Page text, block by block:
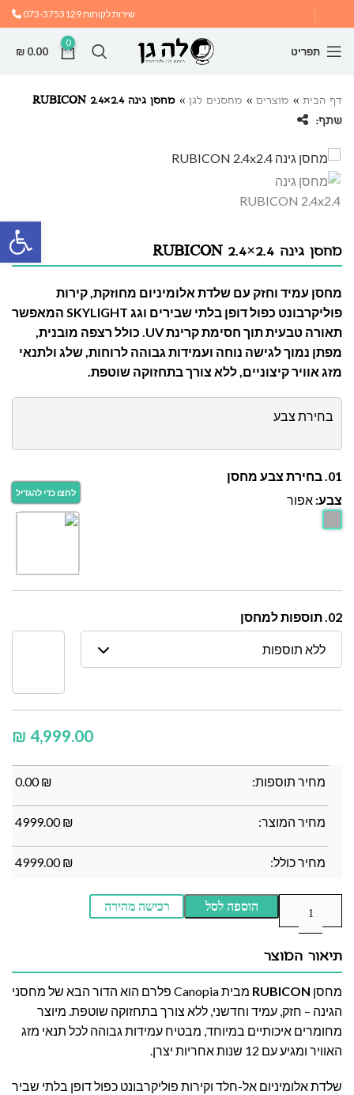
שירות לקוחות073-3753129
תפריט
0
₪ 0.00
דף הבית » מוצרים » מחסנים לגן » מחסן גינה RUBICON 2.4×2.4
שתף:
מחסן גינה RUBICON 2.4×2.4
מחסן עמיד וחזק עם שלדת אלומיניום מחוזקת, קירות
פוליקרבונט כפול דופן בלתי שבירים וגג SKYLIGHT המאפשר
תאורה טבעית תוך חסימת קרינת UV. כולל רצפה מובנית,
מפתן נמוך לגישה נוחה ועמידות גבוהה לרוחות, שלג ולתנאי
מזג אוויר קיצוניים, ללא צורך בתחזוקה שוטפת.
בחירת צבע
01. בחירת צבע מחסן
צבע: אפור
02. תוספות למחסן
ללא תוספות
₪
מחיר תוספות: ₪
0.00
מחיר המוצר: ₪
4999.00
מחיר כולל: ₪
4999.00
הוספה לסל רכישה מהירה
תיאור המוצר
מחסן RUBICON
מבית Canopia פלרם הוא הדור הבא של מחסני
הגינה – חזק, עמיד וחדשני, ללא צורך בתחזוקה שוטפת. מיוצר
מחומרים איכותיים במיוחד, מבטיח עמידות גבוהה לכל תנאי מזג
האוויר ומגיע עם 12 שנות אחריות יצרן.
שלדת אלומיניום אל-חלד וקירות פוליקרבונט כפול דופן בלתי שביר